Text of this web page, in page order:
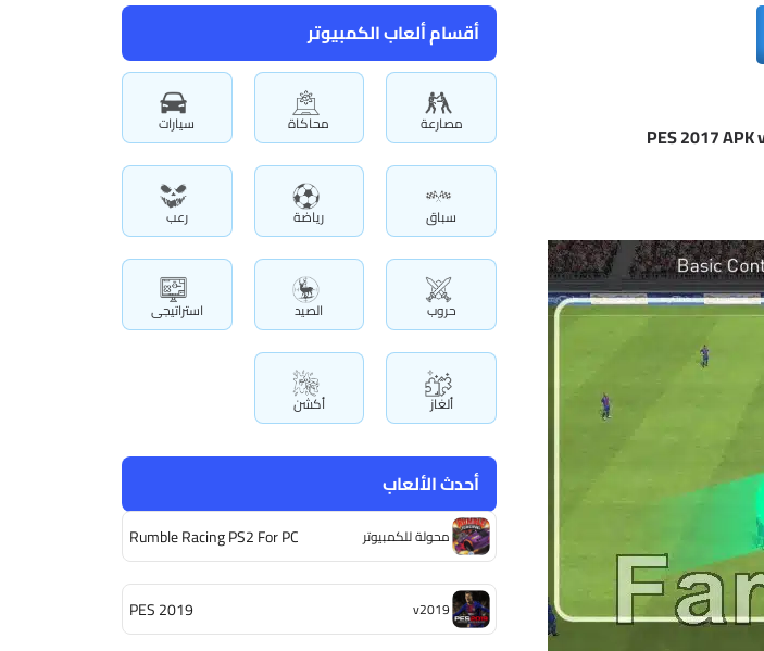
أقسام ألعاب الكمبيوتر
مصارعة محاكاة سيارات
سباق رياضة رعب
حروب الصيد استراتيجى
ألغاز أكشن
أحدث الألعاب
Rumble Racing PS2 For PC محولة للكمبيوتر
PES 2019 v2019